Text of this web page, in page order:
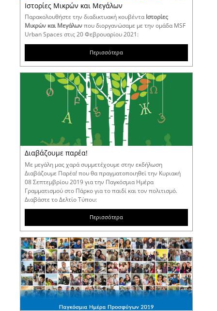
Ιστορίες Μικρών και Μεγάλων
Παρακολουθήστε την διαδικτυακή κουβένταΙστορίες
Μικρών και Μεγάλωνπου διοργανώσαμε με την ομάδα MSF
Urban Spaces στις 20 Φεβρουαρίου 2021:
Περισσότερα
Διαβάζουμε παρέα!
Με μεγάλη μας χαρά συμμετέχουμε στην εκδήλωση
Διαβάζουμε Παρέα! που θα πραγματοποιηθεί την Κυριακή
08 Σεπτεμβρίου 2019 για την Παγκόσμια Ημέρα
Γραμματισμού στο Πάρκο για το παιδί και τον πολιτισμό.
Διαβάστε το Δελτίο Τύπου:
Περισσότερα